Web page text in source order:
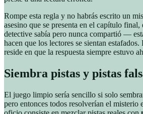
Rompe esta regla y no habrás escrito un
asesino que se presenta en el capítulo
detective sabía pero nunca compartió —
hacen que los lectores se sientan
reside en que la respuesta siempre estuvo
Siembra pistas y pistas
El juego limpio sería sencillo si solo
pero entonces todos resolverían el misterio